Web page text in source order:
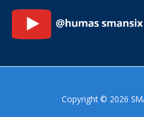
Copyright © 2026